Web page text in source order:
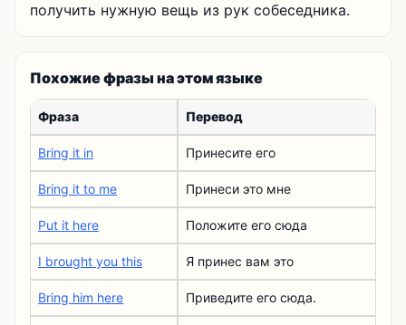
получить нужную вещь из рук собеседника.
Похожие фразы на этом языке
Фраза Перевод
Bring it in Принесите его
Bring it to me Принеси это мне
Put it here Положите его сюда
I brought you this Я принес вам это
Bring him here Приведите его сюда.